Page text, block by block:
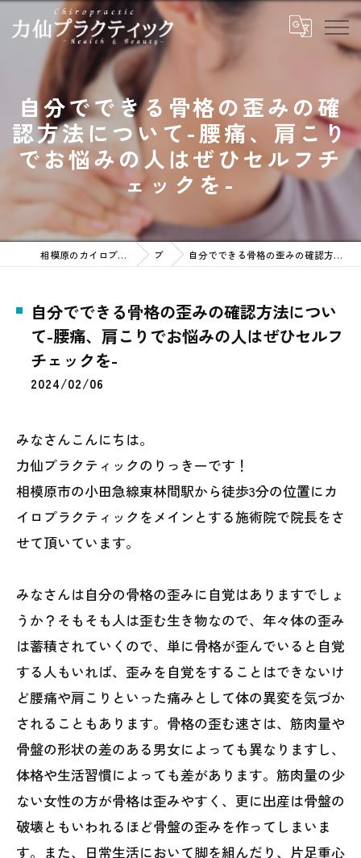
自分でできる骨格の歪みの確
認方法について-腰痛、肩こり
でお悩みの人はぜひセルフチ
ェックを-
相模原のカイロプラクティックなら力仙プラクティック ブログ 自分でできる骨格の歪みの確認方法について-腰痛、肩こりでお悩みの人はぜひセルフチェックを-
自分でできる骨格の歪みの確認方法につい
て-腰痛、肩こりでお悩みの人はぜひセルフ
チェックを-
2024/02/06
みなさんこんにちは。
力仙プラクティックのりっきーです！
相模原市の小田急線東林間駅から徒歩3分の位置にカ
イロプラクティックをメインとする施術院で院長をさ
せて頂いています。
みなさんは自分の骨格の歪みに自覚はありますでしょ
うか？そもそも人は歪む生き物なので、年々体の歪み
は蓄積されていくので、単に骨格が歪んでいると自覚
する人もいれば、歪みを自覚をすることはできないけ
ど腰痛や肩こりといった痛みとして体の異変を気づか
されることもあります。骨格の歪む速さは、筋肉量や
骨盤の形状の差のある男女によっても異なりますし、
体格や生活習慣によっても差があります。筋肉量の少
ない女性の方が骨格は歪みやすく、更に出産は骨盤の
破壊ともいわれるほど骨盤の歪みを作ってしまいま
す。また、日常生活において脚を組んだり、片足重心